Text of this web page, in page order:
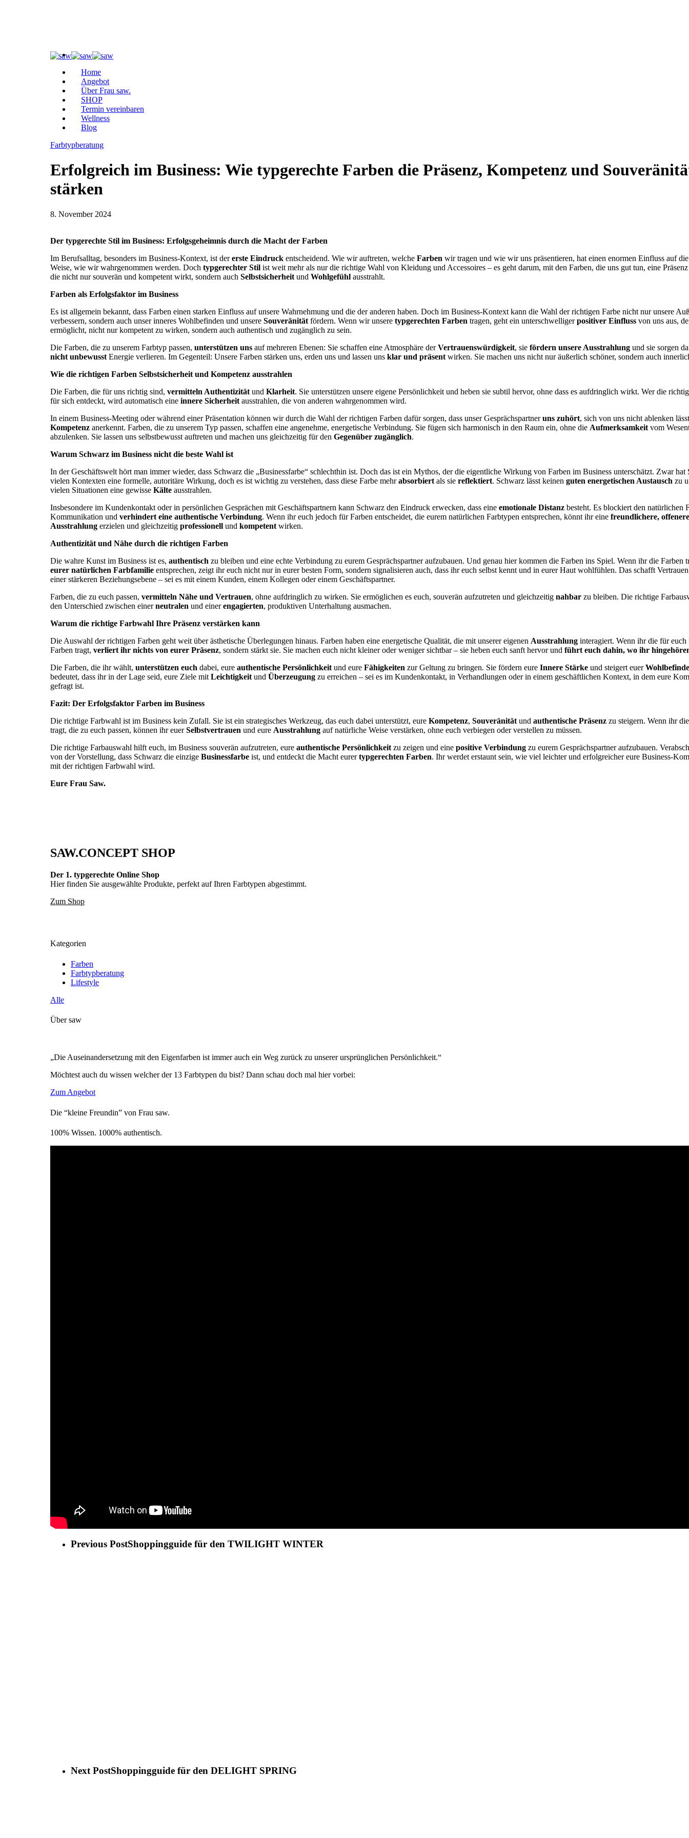
Home
Angebot
Über Frau saw.
SHOP
Termin vereinbaren
Wellness
Blog
Farbtypberatung
Erfolgreich im Business: Wie typgerechte Farben die Präsenz, Kompetenz und
stärken
8. November 2024
Der typgerechte Stil im Business: Erfolgsgeheimnis durch die Macht der Farben
Im Berufsalltag, besonders im Business-Kontext, ist dererste Eindruck entscheidend. Wie wir auftreten, welche Farben wir tragen und wie wir uns präsentieren, hat einen enormen Einfluss auf
Weise, wie wir wahrgenommen werden. Doch typgerechter Stil ist weit mehr als nur die richtige Wahl von Kleidung und Accessoires – es geht darum, mit den Farben, die uns gut tun, eine
die nicht nur souverän und kompetent wirkt, sondern auch Selbstsicherheit und Wohlgefühl ausstrahlt.
Farben als Erfolgsfaktor im Business
Es ist allgemein bekannt, dass Farben einen starken Einfluss auf unsere Wahrnehmung und die der anderen haben. Doch im Business-Kontext kann die Wahl der richtigen Farbe nicht nur unsere
verbessern, sondern auch unser inneres Wohlbefinden und unsere Souveränität fördern. Wenn wir unsere typgerechten Farben tragen, geht ein unterschwelligerpositiver Einfluss von uns aus,
ermöglicht, nicht nur kompetent zu wirken, sondern auch authentisch und zugänglich zu sein.
Die Farben, die zu unserem Farbtyp passen, unterstützen uns auf mehreren Ebenen: Sie schaffen eine Atmosphäre derVertrauenswürdigkeit, sie fördern unsere Ausstrahlung und sie sorgen
nicht unbewusst Energie verlieren. Im Gegenteil: Unsere Farben stärken uns, erden uns und lassen uns klar und präsent wirken. Sie machen uns nicht nur äußerlich schöner, sondern auch
Wie die richtigen Farben Selbstsicherheit und Kompetenz ausstrahlen
Die Farben, die für uns richtig sind, vermitteln Authentizität und Klarheit. Sie unterstützen unsere eigene Persönlichkeit und heben sie subtil hervor, ohne dass es aufdringlich wirkt. Wer die
für sich entdeckt, wird automatisch eine innere Sicherheit ausstrahlen, die von anderen wahrgenommen wird.
In einem Business-Meeting oder während einer Präsentation können wir durch die Wahl der richtigen Farben dafür sorgen, dass unser Gesprächspartneruns zuhört, sich von uns nicht ablenken
Kompetenz anerkennt. Farben, die zu unserem Typ passen, schaffen eine angenehme, energetische Verbindung. Sie fügen sich harmonisch in den Raum ein, ohne die Aufmerksamkeit vom
abzulenken. Sie lassen uns selbstbewusst auftreten und machen uns gleichzeitig für den Gegenüber zugänglich.
Warum Schwarz im Business nicht die beste Wahl ist
In der Geschäftswelt hört man immer wieder, dass Schwarz die „Businessfarbe“ schlechthin ist. Doch das ist ein Mythos, der die eigentliche Wirkung von Farben im Business unterschätzt. Zwar hat
vielen Kontexten eine formelle, autoritäre Wirkung, doch es ist wichtig zu verstehen, dass diese Farbe mehrabsorbiert als sie reflektiert. Schwarz lässt keinen guten energetischen Austausch zu
vielen Situationen eine gewisse Kälte ausstrahlen.
Insbesondere im Kundenkontakt oder in persönlichen Gesprächen mit Geschäftspartnern kann Schwarz den Eindruck erwecken, dass eine emotionale Distanz besteht. Es blockiert den natürlichen
Kommunikation und verhindert eine authentische Verbindung. Wenn ihr euch jedoch für Farben entscheidet, die eurem natürlichen Farbtypen entsprechen, könnt ihr eine freundlichere, offenere
Ausstrahlung erzielen und gleichzeitig professionell und kompetent wirken.
Authentizität und Nähe durch die richtigen Farben
Die wahre Kunst im Business ist es, authentisch zu bleiben und eine echte Verbindung zu eurem Gesprächspartner aufzubauen. Und genau hier kommen die Farben ins Spiel. Wenn ihr die Farben
eurer natürlichen Farbfamilie entsprechen, zeigt ihr euch nicht nur in eurer besten Form, sondern signalisieren auch, dass ihr euch selbst kennt und in eurer Haut wohlfühlen. Das schafft
einer stärkeren Beziehungsebene – sei es mit einem Kunden, einem Kollegen oder einem Geschäftspartner.
Farben, die zu euch passen, vermitteln Nähe und Vertrauen, ohne aufdringlich zu wirken. Sie ermöglichen es euch, souverän aufzutreten und gleichzeitig nahbar zu bleiben. Die richtige
den Unterschied zwischen einerneutralen und einerengagierten, produktiven Unterhaltung ausmachen.
Warum die richtige Farbwahl Ihre Präsenz verstärken kann
Die Auswahl der richtigen Farben geht weit über ästhetische Überlegungen hinaus. Farben haben eine energetische Qualität, die mit unserer eigenen Ausstrahlung interagiert. Wenn ihr die für euch
Farben tragt, verliert ihr nichts von eurer Präsenz, sondern stärkt sie. Sie machen euch nicht kleiner oder weniger sichtbar – sie heben euch sanft hervor und führt euch dahin, wo ihr
Die Farben, die ihr wählt, unterstützen euch dabei, eure authentische Persönlichkeit und eure Fähigkeiten zur Geltung zu bringen. Sie fördern eure Innere Stärke und steigert euer
bedeutet, dass ihr in der Lage seid, eure Ziele mit Leichtigkeit und Überzeugung zu erreichen – sei es im Kundenkontakt, in Verhandlungen oder in einem geschäftlichen Kontext, in dem eure
gefragt ist.
Fazit: Der Erfolgsfaktor Farben im Business
Die richtige Farbwahl ist im Business kein Zufall. Sie ist ein strategisches Werkzeug, das euch dabei unterstützt, eure Kompetenz, Souveränität und authentische Präsenz zu steigern. Wenn ihr
tragt, die zu euch passen, können ihr euerSelbstvertrauen und eure Ausstrahlung auf natürliche Weise verstärken, ohne euch verbiegen oder verstellen zu müssen.
Die richtige Farbauswahl hilft euch, im Business souverän aufzutreten, eure authentische Persönlichkeit zu zeigen und eine positive Verbindung zu eurem Gesprächspartner aufzubauen.
von der Vorstellung, dass Schwarz die einzige Businessfarbe ist, und entdeckt die Macht eurertypgerechten Farben. Ihr werdet erstaunt sein, wie viel leichter und erfolgreicher eure Business-
mit der richtigen Farbwahl wird.
Eure Frau Saw.
SAW.CONCEPT SHOP
Der 1. typgerechte Online Shop
Hier finden Sie ausgewählte Produkte, perfekt auf Ihren Farbtypen abgestimmt.
Zum Shop
Kategorien
Farben
Farbtypberatung
Lifestyle
Alle
Über saw
„Die Auseinandersetzung mit den Eigenfarben ist immer auch ein Weg zurück zu unserer ursprünglichen Persönlichkeit.“
Möchtest auch du wissen welcher der 13 Farbtypen du bist? Dann schau doch mal hier vorbei:
Zum Angebot
Die “kleine Freundin” von Frau saw.
100% Wissen. 1000% authentisch.
Previous PostShoppingguide für den TWILIGHT WINTER
Next PostShoppingguide für den DELIGHT SPRING